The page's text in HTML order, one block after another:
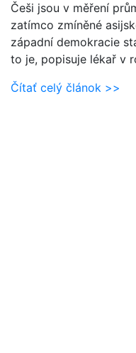
Češi jsou v měření
zatímco zmíněné
západní demokracie
to je, popisuje lékař v
Čítať celý článok >>